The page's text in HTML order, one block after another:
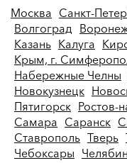
Москва Санкт-
Волгоград
Казань Калуга
Крым, г.
Набережные Челны
Новокузнецк
Пятигорск Ростов-
Самара Саранск
Ставрополь Тверь
Чебоксары